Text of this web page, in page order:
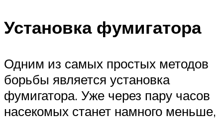
Установка фумигатора
Одним из самых простых методов
борьбы является установка
фумигатора. Уже через пару часов
насекомых станет намного меньше,